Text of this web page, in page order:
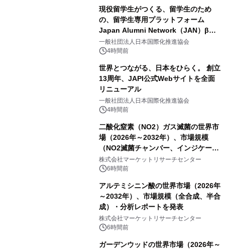
現役留学生がつくる、留学生のため
の、留学生専用プラットフォーム
Japan Alumni Network（JAN）β版
をリリース
一般社団法人日本国際化推進協会
4時間前
世界とつながる、日本をひらく。 創立
13周年、JAPI公式Webサイトを全面
リニューアル
一般社団法人日本国際化推進協会
4時間前
二酸化窒素（NO2）ガス滅菌の世界市
場（2026年～2032年）、市場規模
（NO2滅菌チャンバー、インジケータ
ーおよびモニタリングシステム、その
他）・分析レポートを発表
株式会社マーケットリサーチセンター
6時間前
アルテミシニン酸の世界市場（2026年
～2032年）、市場規模（全合成、半合
成）・分析レポートを発表
株式会社マーケットリサーチセンター
6時間前
ガーデンウッドの世界市場（2026年～